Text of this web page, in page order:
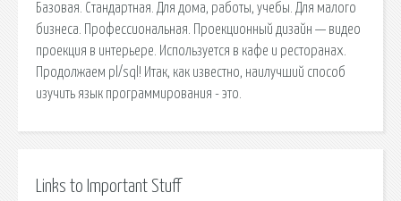
Базовая. Стандартная. Для дома, работы, учебы. Для малого
бизнеса. Профессиональная. Проекционный дизайн — видео
проекция в интерьере. Используется в кафе и ресторанах.
Продолжаем pl/sql! Итак, как известно, наилучший способ
изучить язык программирования - это.
Links to Important Stuff